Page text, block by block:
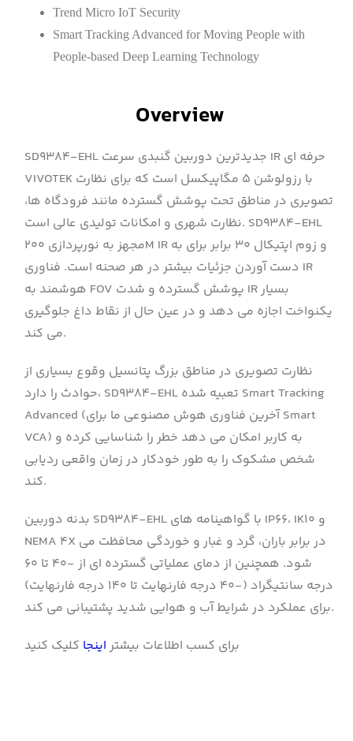
Trend Micro IoT Security
Smart Tracking Advanced for Moving People with
People-based Deep Learning Technology
Overview
SD9384-EHL جدیدترین دوربین گنبدی سرعت IR حرفه ای
VIVOTEK با رزولوشن ۵ مگاپیکسل است که برای نظارت
تصویری در مناطق تحت پوشش گسترده مانند فرودگاه ها،
نظارت شهری و امکانات تولیدی عالی است. SD9384-EHL
مجهز به نورپردازی ۲۰۰M IR و زوم اپتیکال ۳۰ برابر برای به
دست آوردن جزئیات بیشتر در هر صحنه است. فناوری IR
هوشمند به FOV پوشش گسترده و شدت IR بسیار
یکنواخت اجازه می دهد و در عین حال از نقاط داغ جلوگیری
می کند.
نظارت تصویری در مناطق بزرگ پتانسیل وقوع بسیاری از
حوادث را دارد، SD9384-EHL تعبیه شده Smart Tracking
Advanced (آخرین فناوری هوش مصنوعی ما برای Smart
VCA) به کاربر امکان می دهد خطر را شناسایی کرده و
شخص مشکوک را به طور خودکار در زمان واقعی ردیابی
کند.
بدنه دوربین SD9384-EHL با گواهینامه های IP66، IK10 و
NEMA 4X در برابر باران، گرد و غبار و خوردگی محافظت می
شود. همچنین از دمای عملیاتی گسترده ای از -۴۰ تا ۶۰
درجه سانتیگراد (-۴۰ درجه فارنهایت تا ۱۴۰ درجه فارنهایت)
برای عملکرد در شرایط آب و هوایی شدید پشتیبانی می کند.
برای کسب اطلاعات بیشتر اینجا کلیک کنید